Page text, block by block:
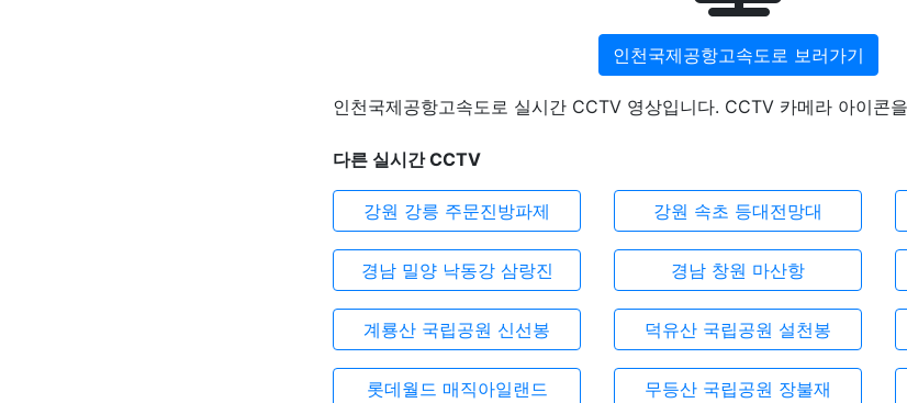
인천국제공항고속도로 보러가기
인천국제공항고속도로 실시간 CCTV 영상입니다. CCTV 카메라 아이콘
다른 실시간 CCTV
강원 강릉 주문진방파제 강원 속초 등대전망대
경남 밀양 낙동강 삼랑진 경남 창원 마산항
계룡산 국립공원 신선봉 덕유산 국립공원 설천봉
롯데월드 매직아일랜드 무등산 국립공원 장불재